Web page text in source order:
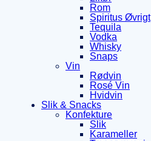
Rom
Spiritus Øvrigt
Tequila
Vodka
Whisky
Snaps
Vin
Rødvin
Rosé Vin
Hvidvin
Slik & Snacks
Konfekture
Slik
Karameller